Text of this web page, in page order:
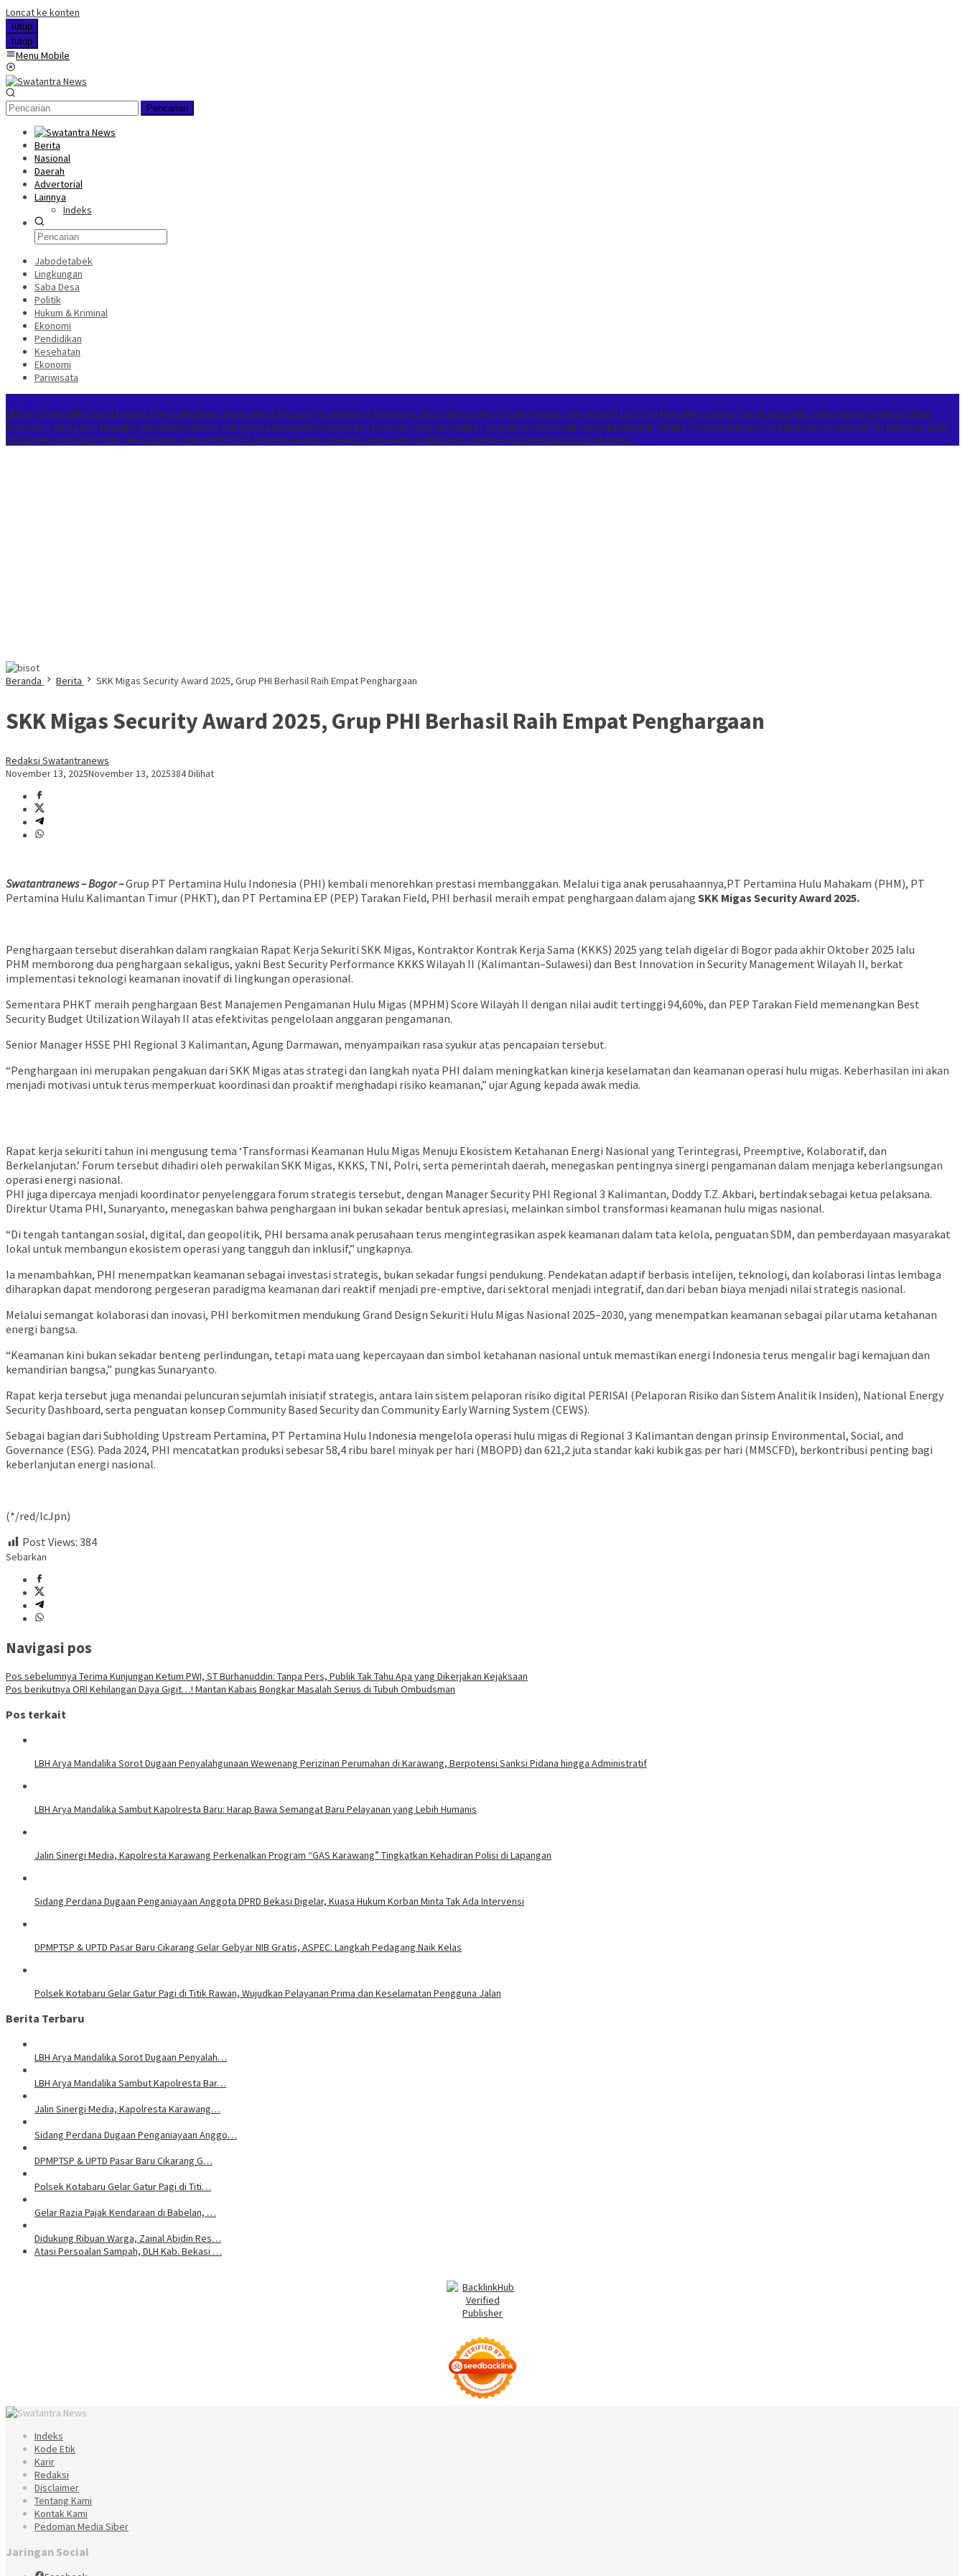
Loncat ke konten
tutup
tutup
Menu Mobile
Pencarian
Berita
Nasional
Daerah
Advertorial
Lainnya
Indeks
Jabodetabek
Lingkungan
Saba Desa
Politik
Hukum & Kriminal
Ekonomi
Pendidikan
Kesehatan
Ekonomi
Pariwisata
LBH Arya Mandalika Sorot Dugaan Penyalahgunaan Wewenang Perizinan Perumahan di Karawang, Berpotensi Sanksi Pidana hingga Administratif LBH Arya Mandalika Sambut Kapolresta Baru: Harap Bawa Semangat Baru
Pelayanan yang Lebih Humanis Jalin Sinergi Media, Kapolresta Karawang Perkenalkan Program “GAS Karawang” Tingkatkan Kehadiran Polisi di Lapangan Sidang Perdana Dugaan Penganiayaan Anggota DPRD Bekasi Digelar,
Kuasa Hukum Korban Minta Tak Ada Intervensi DPMPTSP & UPTD Pasar Baru Cikarang Gelar Gebyar NIB Gratis, ASPEC: Langkah Pedagang Naik Kelas
Beranda Berita SKK Migas Security Award 2025, Grup PHI Berhasil Raih Empat Penghargaan
SKK Migas Security Award 2025, Grup PHI Berhasil Raih Empat Penghargaan
Redaksi Swatantranews
November 13, 2025November 13, 2025384 Dilihat
Swatantranews – Bogor –Grup PT Pertamina Hulu Indonesia (PHI) kembali menorehkan prestasi membanggakan. Melalui tiga anak perusahaannya,PT Pertamina Hulu Mahakam (PHM), PT
Pertamina Hulu Kalimantan Timur (PHKT), dan PT Pertamina EP (PEP) Tarakan Field, PHI berhasil meraih empat penghargaan dalam ajang SKK Migas Security Award 2025.
Penghargaan tersebut diserahkan dalam rangkaian Rapat Kerja Sekuriti SKK Migas, Kontraktor Kontrak Kerja Sama (KKKS) 2025 yang telah digelar di Bogor pada akhir Oktober 2025 lalu
PHM memborong dua penghargaan sekaligus, yakni Best Security Performance KKKS Wilayah II (Kalimantan–Sulawesi) dan Best Innovation in Security Management Wilayah II, berkat
implementasi teknologi keamanan inovatif di lingkungan operasional.
Sementara PHKT meraih penghargaan Best Manajemen Pengamanan Hulu Migas (MPHM) Score Wilayah II dengan nilai audit tertinggi 94,60%, dan PEP Tarakan Field memenangkan Best
Security Budget Utilization Wilayah II atas efektivitas pengelolaan anggaran pengamanan.
Senior Manager HSSE PHI Regional 3 Kalimantan, Agung Darmawan, menyampaikan rasa syukur atas pencapaian tersebut.
“Penghargaan ini merupakan pengakuan dari SKK Migas atas strategi dan langkah nyata PHI dalam meningkatkan kinerja keselamatan dan keamanan operasi hulu migas. Keberhasilan ini akan
menjadi motivasi untuk terus memperkuat koordinasi dan proaktif menghadapi risiko keamanan,” ujar Agung kepada awak media.
Rapat kerja sekuriti tahun ini mengusung tema ‘Transformasi Keamanan Hulu Migas Menuju Ekosistem Ketahanan Energi Nasional yang Terintegrasi, Preemptive, Kolaboratif, dan
Berkelanjutan.’ Forum tersebut dihadiri oleh perwakilan SKK Migas, KKKS, TNI, Polri, serta pemerintah daerah, menegaskan pentingnya sinergi pengamanan dalam menjaga keberlangsungan
operasi energi nasional.
PHI juga dipercaya menjadi koordinator penyelenggara forum strategis tersebut, dengan Manager Security PHI Regional 3 Kalimantan, Doddy T.Z. Akbari, bertindak sebagai ketua pelaksana.
Direktur Utama PHI, Sunaryanto, menegaskan bahwa penghargaan ini bukan sekadar bentuk apresiasi, melainkan simbol transformasi keamanan hulu migas nasional.
“Di tengah tantangan sosial, digital, dan geopolitik, PHI bersama anak perusahaan terus mengintegrasikan aspek keamanan dalam tata kelola, penguatan SDM, dan pemberdayaan masyarakat
lokal untuk membangun ekosistem operasi yang tangguh dan inklusif,” ungkapnya.
Ia menambahkan, PHI menempatkan keamanan sebagai investasi strategis, bukan sekadar fungsi pendukung. Pendekatan adaptif berbasis intelijen, teknologi, dan kolaborasi lintas lembaga
diharapkan dapat mendorong pergeseran paradigma keamanan dari reaktif menjadi pre-emptive, dari sektoral menjadi integratif, dan dari beban biaya menjadi nilai strategis nasional.
Melalui semangat kolaborasi dan inovasi, PHI berkomitmen mendukung Grand Design Sekuriti Hulu Migas Nasional 2025–2030, yang menempatkan keamanan sebagai pilar utama ketahanan
energi bangsa.
“Keamanan kini bukan sekadar benteng perlindungan, tetapi mata uang kepercayaan dan simbol ketahanan nasional untuk memastikan energi Indonesia terus mengalir bagi kemajuan dan
kemandirian bangsa,” pungkas Sunaryanto.
Rapat kerja tersebut juga menandai peluncuran sejumlah inisiatif strategis, antara lain sistem pelaporan risiko digital PERISAI (Pelaporan Risiko dan Sistem Analitik Insiden), National Energy
Security Dashboard, serta penguatan konsep Community Based Security dan Community Early Warning System (CEWS).
Sebagai bagian dari Subholding Upstream Pertamina, PT Pertamina Hulu Indonesia mengelola operasi hulu migas di Regional 3 Kalimantan dengan prinsip Environmental, Social, and
Governance (ESG). Pada 2024, PHI mencatatkan produksi sebesar 58,4 ribu barel minyak per hari (MBOPD) dan 621,2 juta standar kaki kubik gas per hari (MMSCFD), berkontribusi penting bagi
keberlanjutan energi nasional.
(*/red/lcJpn)
Post Views: 384
Sebarkan
Navigasi pos
Pos sebelumnya Terima Kunjungan Ketum PWI, ST Burhanuddin: Tanpa Pers, Publik Tak Tahu Apa yang Dikerjakan Kejaksaan
Pos berikutnya ORI Kehilangan Daya Gigit…! Mantan Kabais Bongkar Masalah Serius di Tubuh Ombudsman
Pos terkait
LBH Arya Mandalika Sorot Dugaan Penyalahgunaan Wewenang Perizinan Perumahan di Karawang, Berpotensi Sanksi Pidana hingga Administratif
LBH Arya Mandalika Sambut Kapolresta Baru: Harap Bawa Semangat Baru Pelayanan yang Lebih Humanis
Jalin Sinergi Media, Kapolresta Karawang Perkenalkan Program “GAS Karawang” Tingkatkan Kehadiran Polisi di Lapangan
Sidang Perdana Dugaan Penganiayaan Anggota DPRD Bekasi Digelar, Kuasa Hukum Korban Minta Tak Ada Intervensi
DPMPTSP & UPTD Pasar Baru Cikarang Gelar Gebyar NIB Gratis, ASPEC: Langkah Pedagang Naik Kelas
Polsek Kotabaru Gelar Gatur Pagi di Titik Rawan, Wujudkan Pelayanan Prima dan Keselamatan Pengguna Jalan
Berita Terbaru
LBH Arya Mandalika Sorot Dugaan Penyalah…
LBH Arya Mandalika Sambut Kapolresta Bar…
Jalin Sinergi Media, Kapolresta Karawang…
Sidang Perdana Dugaan Penganiayaan Anggo…
DPMPTSP & UPTD Pasar Baru Cikarang G…
Polsek Kotabaru Gelar Gatur Pagi di Titi…
Gelar Razia Pajak Kendaraan di Babelan, …
Didukung Ribuan Warga, Zainal Abidin Res…
Atasi Persoalan Sampah, DLH Kab. Bekasi …
Indeks
Kode Etik
Karir
Redaksi
Disclaimer
Tentang Kami
Kontak Kami
Pedoman Media Siber
Jaringan Social